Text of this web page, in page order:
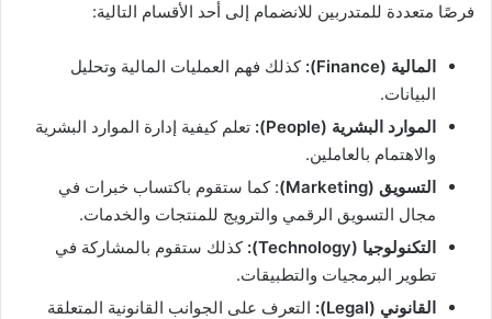
فرصًا متعددة للمتدربين للانضمام إلى أحد الأقسام التالية:
المالية (Finance):
كذلك فهم العمليات المالية وتحليل
البيانات.
الموارد البشرية (People):
تعلم كيفية إدارة الموارد البشرية
والاهتمام بالعاملين.
التسويق (Marketing)
: كما ستقوم باكتساب خبرات في
مجال التسويق الرقمي والترويج للمنتجات والخدمات.
التكنولوجيا (Technology):
كذلك ستقوم بالمشاركة في
تطوير البرمجيات والتطبيقات.
القانوني (Legal):
التعرف على الجوانب القانونية المتعلقة